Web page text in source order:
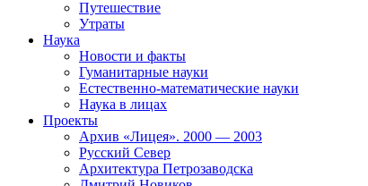
Путешествие
Утраты
Наука
Новости и факты
Гуманитарные науки
Естественно-математические науки
Наука в лицах
Проекты
Архив «Лицея». 2000 — 2003
Русский Север
Архитектура Петрозаводска